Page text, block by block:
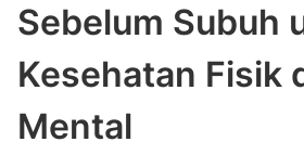
Sebelum Subuh
Kesehatan Fisik
Mental